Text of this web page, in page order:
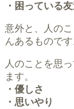
・困っている
意外と、人の
んあるものです
人のことを思
ます。
・優しさ
・思いやり